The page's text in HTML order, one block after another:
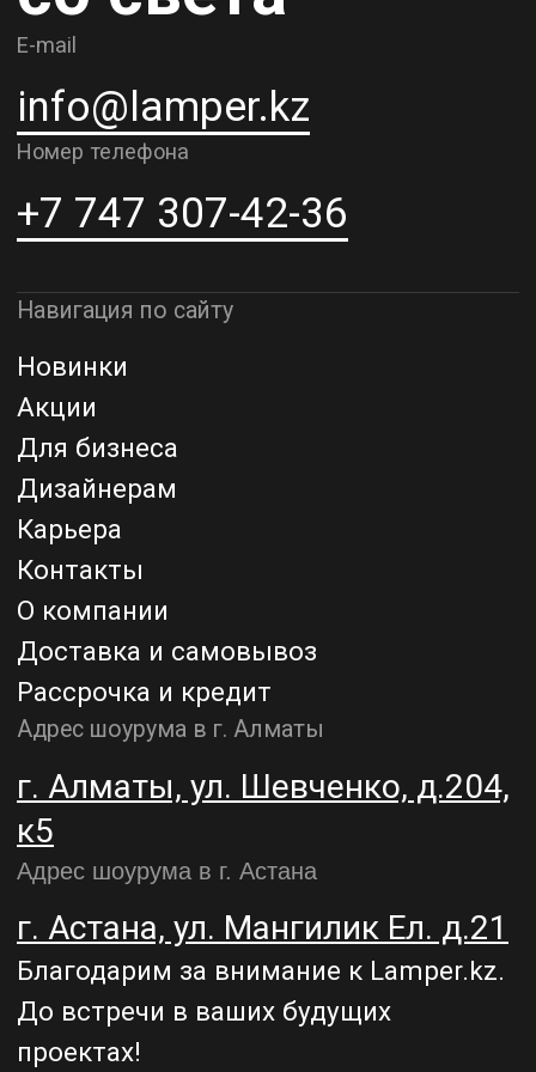
Доставка и самовывоз
Рассрочка и кредит
г. Алматы, ул. Шевченко, д.204,
к5
Адрес шоурума в г. Астана
г. Астана, ул. Мангилик Ел. д.21
Благодарим за внимание к Lamper.kz.
проектах!
Назад наверх